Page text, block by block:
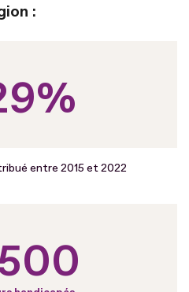
:
entre 2015 et 2022